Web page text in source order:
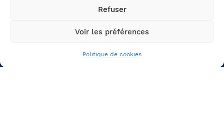
Refuser
Voir les préférences
Politique de cookies
Votre identité graphique
COMMUNICATION RH
Votre espace carrière